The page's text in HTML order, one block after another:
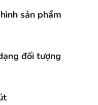
sản phẩm
đối tượng